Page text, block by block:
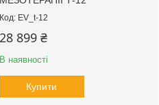
EV_t-12
28 899 ₴
В наявності
Купити